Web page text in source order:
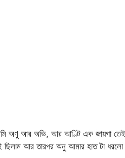
অণু আর অভি, আর আণ্টি এক জায়গা
আর তারপর অনু আমার হাত টা ধরলো